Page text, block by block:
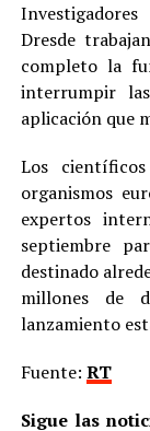
Dresde
completo la
interrumpir
aplicación que
Los
organismos
expertos
septiembre
destinado
millones de
lanzamiento
Fuente: RT
Sigue las